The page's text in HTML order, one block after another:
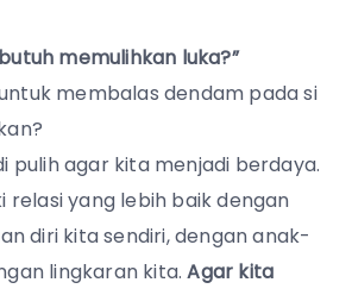
memulihkan luka?”
membalas dendam pada si
pulih agar kita menjadi berdaya.
relasi yang lebih baik dengan
diri kita sendiri, dengan anak-
lingkaran kita.Agar kita